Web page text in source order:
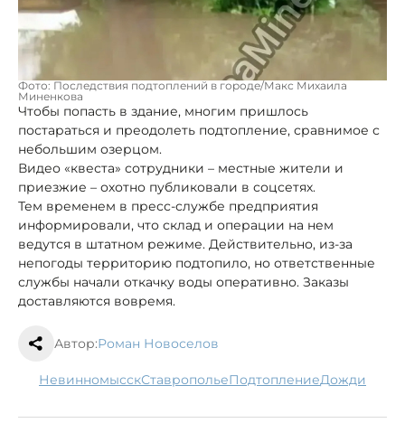
Фото: Последствия подтоплений в городе/Макс Михаила
Миненкова
Чтобы попасть в здание, многим пришлось
постараться и преодолеть подтопление, сравнимое с
небольшим озерцом.
Видео «квеста» сотрудники – местные жители и
приезжие – охотно публиковали в соцсетях.
Тем временем в пресс-службе предприятия
информировали, что склад и операции на нем
ведутся в штатном режиме. Действительно, из-за
непогоды территорию подтопило, но ответственные
службы начали откачку воды оперативно. Заказы
доставляются вовремя.
Автор:Роман Новоселов
Невинномысск Ставрополье подтопление дожди